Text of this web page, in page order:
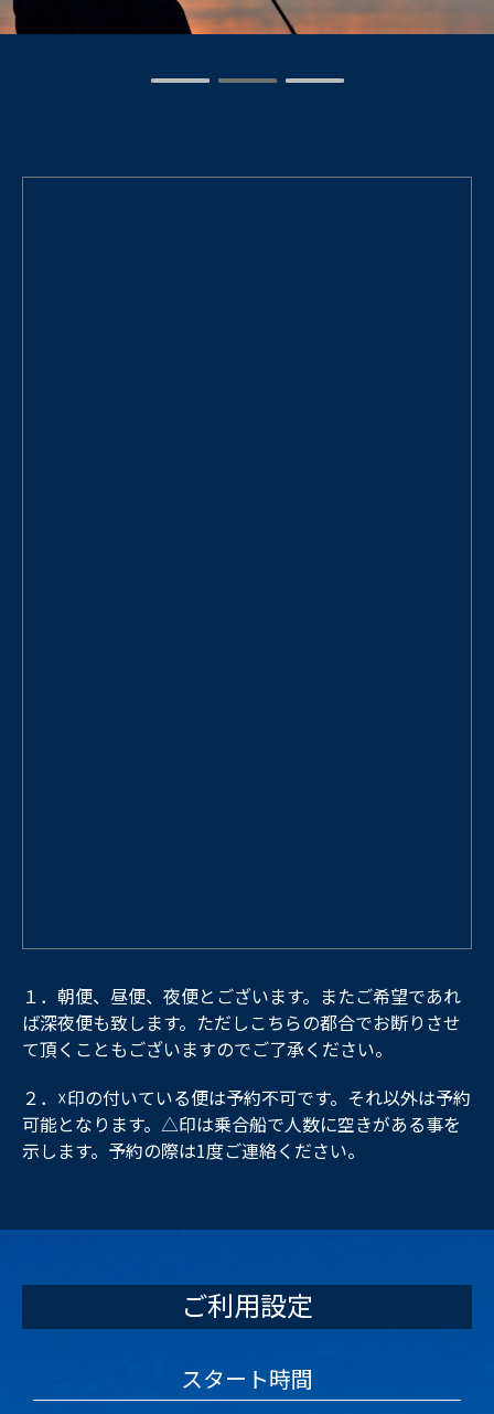
１．朝便、昼便、夜便とございます。またご希望であれ
ば深夜便も致します。ただしこちらの都合でお断りさせ
て頂くこともございますのでご了承ください。
２．☓印の付いている便は予約不可です。それ以外は予約
可能となります。△印は乗合船で人数に空きがある事を
示します。予約の際は1度ご連絡ください。
ご利用設定
スタート時間